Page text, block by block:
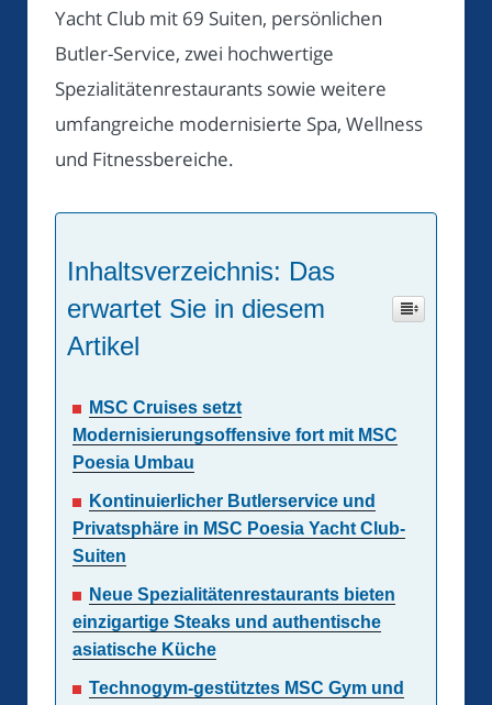
Yacht Club mit 69 Suiten, persönlichen
Butler-Service, zwei hochwertige
Spezialitätenrestaurants sowie weitere
umfangreiche modernisierte Spa, Wellness
und Fitnessbereiche.
Inhaltsverzeichnis: Das
erwartet Sie in diesem
Artikel
MSC Cruises setzt
Modernisierungsoffensive fort mit MSC
Poesia Umbau
Kontinuierlicher Butlerservice und
Privatsphäre in MSC Poesia Yacht Club-
Suiten
Neue Spezialitätenrestaurants bieten
einzigartige Steaks und authentische
asiatische Küche
Technogym-gestütztes MSC Gym und